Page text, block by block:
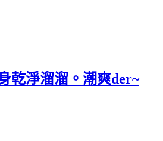
乾淨溜溜。潮爽der~